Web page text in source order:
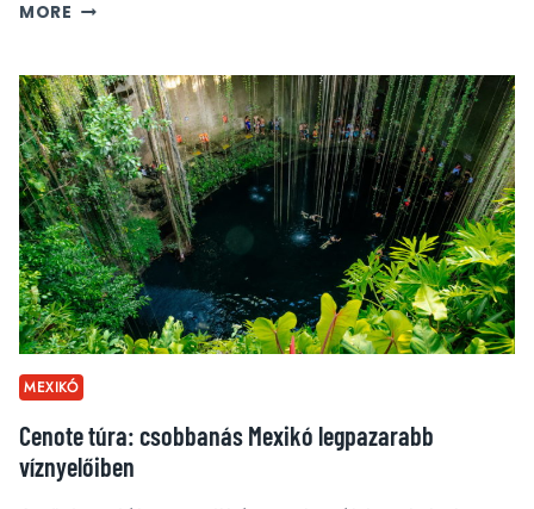
MORE MERIDA
NAP
ALATT
MEXIKÓ
Cenote túra: csobbanás Mexikó legpazarabb
víznyelőiben